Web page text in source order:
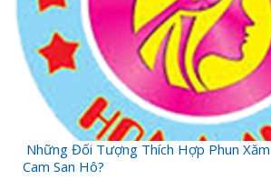
Những Đối Tượng Thích Hợp Phun
Cam San Hô?